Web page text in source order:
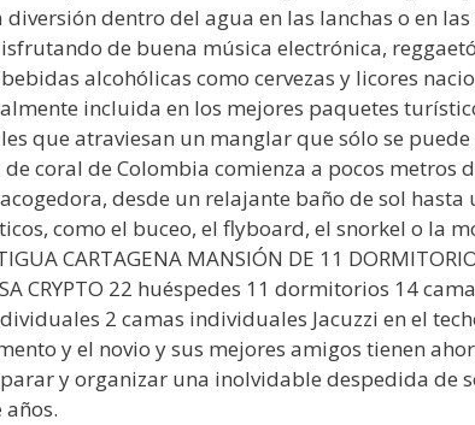
dentro del agua en las lanchas o en
de buena música electrónica,
alcohólicas como cervezas y licores
incluida en los mejores paquetes
que atraviesan un manglar que sólo se
coral de Colombia comienza a pocos metros
desde un relajante baño de sol hasta
como el buceo, el flyboard, el snorkel o la
CARTAGENA MANSIÓN DE 11
CRYPTO 22 huéspedes 11 dormitorios 14
2 camas individuales Jacuzzi en el
y el novio y sus mejores amigos tienen
y organizar una inolvidable despedida de